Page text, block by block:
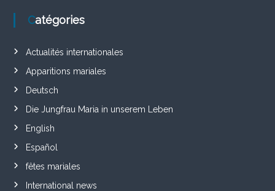
Catégories
Actualités internationales
Apparitions mariales
Deutsch
Die Jungfrau Maria in unserem Leben
English
Español
fêtes mariales
International news